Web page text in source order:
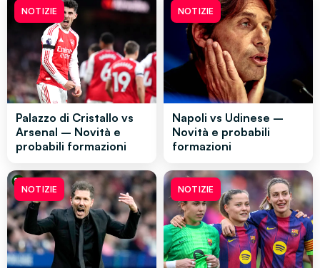
NOTIZIE
Palazzo di Cristallo vs
Arsenal – Novità e
probabili formazioni
NOTIZIE
Napoli vs Udinese –
Novità e probabili
formazioni
NOTIZIE NOTIZIE